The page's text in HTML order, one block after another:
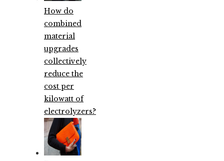
How do
combined
material
upgrades
collectively
reduce the
cost per
kilowatt of
electrolyzers?